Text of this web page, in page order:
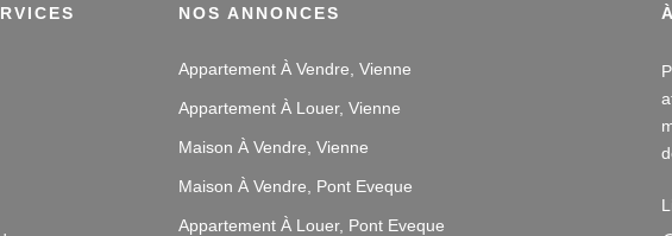
NOS ANNONCES
Appartement À Vendre, Vienne
Appartement À Louer, Vienne
Maison À Vendre, Vienne
Maison À Vendre, Pont Eveque
Appartement À Louer, Pont Eveque